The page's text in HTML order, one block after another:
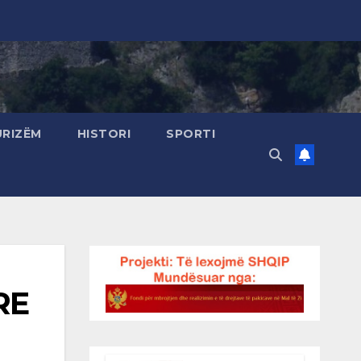
HISTORI SPORTI